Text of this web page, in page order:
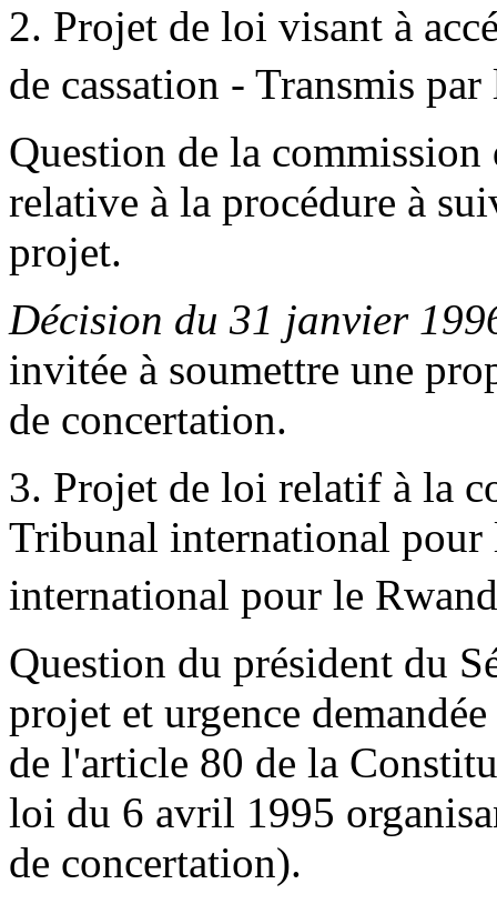
2. Projet de loi visant à
de cassation - Transmis par
Question de la commission
relative à la procédure à
projet.
Décision du 31 janvier
invitée à soumettre une
de concertation.
3. Projet de loi relatif à la
Tribunal international
international pour le
Question du président du
projet et urgence
de l'article 80 de la
loi du 6 avril 1995
de concertation).